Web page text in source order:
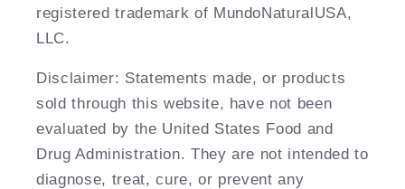
registered trademark of MundoNaturalUSA,
LLC.
Disclaimer: Statements made, or products
sold through this website, have not been
evaluated by the United States Food and
Drug Administration. They are not intended to
diagnose, treat, cure, or prevent any